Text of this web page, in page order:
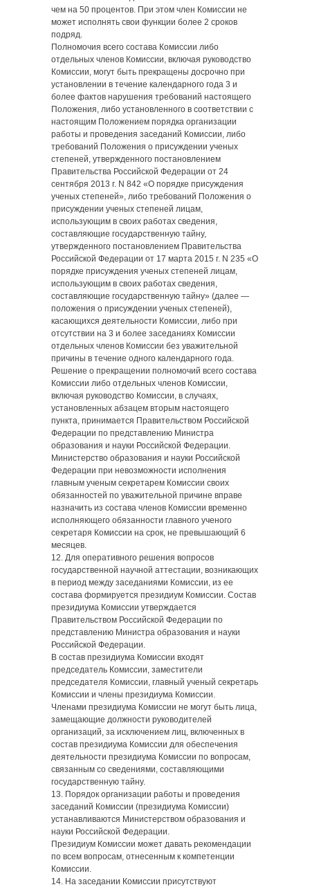
чем на 50 процентов. При этом член Комиссии не
может исполнять свои функции более 2 сроков
подряд.
Полномочия всего состава Комиссии либо
отдельных членов Комиссии, включая руководство
Комиссии, могут быть прекращены досрочно при
установлении в течение календарного года 3 и
более фактов нарушения требований настоящего
Положения, либо установленного в соответствии с
настоящим Положением порядка организации
работы и проведения заседаний Комиссии, либо
требований Положения о присуждении ученых
степеней, утвержденного постановлением
Правительства Российской Федерации от 24
сентября 2013 г. N 842 «О порядке присуждения
ученых степеней», либо требований Положения о
присуждении ученых степеней лицам,
использующим в своих работах сведения,
составляющие государственную тайну,
утвержденного постановлением Правительства
Российской Федерации от 17 марта 2015 г. N 235 «О
порядке присуждения ученых степеней лицам,
использующим в своих работах сведения,
составляющие государственную тайну» (далее —
положения о присуждении ученых степеней),
касающихся деятельности Комиссии, либо при
отсутствии на 3 и более заседаниях Комиссии
отдельных членов Комиссии без уважительной
причины в течение одного календарного года.
Решение о прекращении полномочий всего состава
Комиссии либо отдельных членов Комиссии,
включая руководство Комиссии, в случаях,
установленных абзацем вторым настоящего
пункта, принимается Правительством Российской
Федерации по представлению Министра
образования и науки Российской Федерации.
Министерство образования и науки Российской
Федерации при невозможности исполнения
главным ученым секретарем Комиссии своих
обязанностей по уважительной причине вправе
назначить из состава членов Комиссии временно
исполняющего обязанности главного ученого
секретаря Комиссии на срок, не превышающий 6
месяцев.
12. Для оперативного решения вопросов
государственной научной аттестации, возникающих
в период между заседаниями Комиссии, из ее
состава формируется президиум Комиссии. Состав
президиума Комиссии утверждается
Правительством Российской Федерации по
представлению Министра образования и науки
Российской Федерации.
В состав президиума Комиссии входят
председатель Комиссии, заместители
председателя Комиссии, главный ученый секретарь
Комиссии и члены президиума Комиссии.
Членами президиума Комиссии не могут быть лица,
замещающие должности руководителей
организаций, за исключением лиц, включенных в
состав президиума Комиссии для обеспечения
деятельности президиума Комиссии по вопросам,
связанным со сведениями, составляющими
государственную тайну.
13. Порядок организации работы и проведения
заседаний Комиссии (президиума Комиссии)
устанавливаются Министерством образования и
науки Российской Федерации.
Президиум Комиссии может давать рекомендации
по всем вопросам, отнесенным к компетенции
Комиссии.
14. На заседании Комиссии присутствуют